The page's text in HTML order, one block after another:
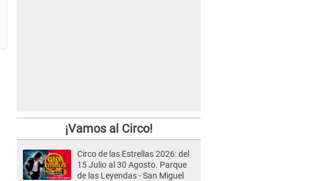
¡Vamos al Circo!
Circo de las Estrellas 2026: del
15 Julio al 30 Agosto. Parque
de las Leyendas - San Miguel